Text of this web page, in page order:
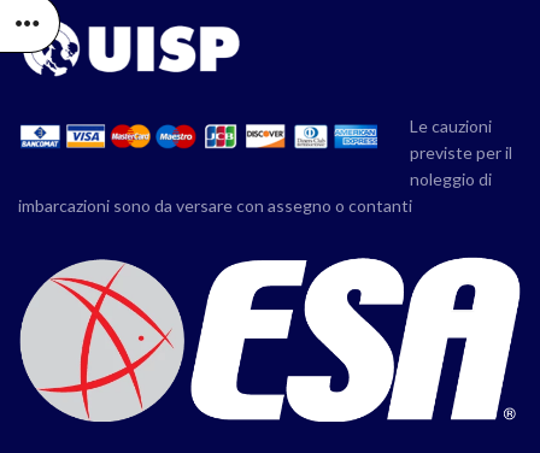
Le cauzioni
previste per il
noleggio di
imbarcazioni sono da versare con assegno o contanti